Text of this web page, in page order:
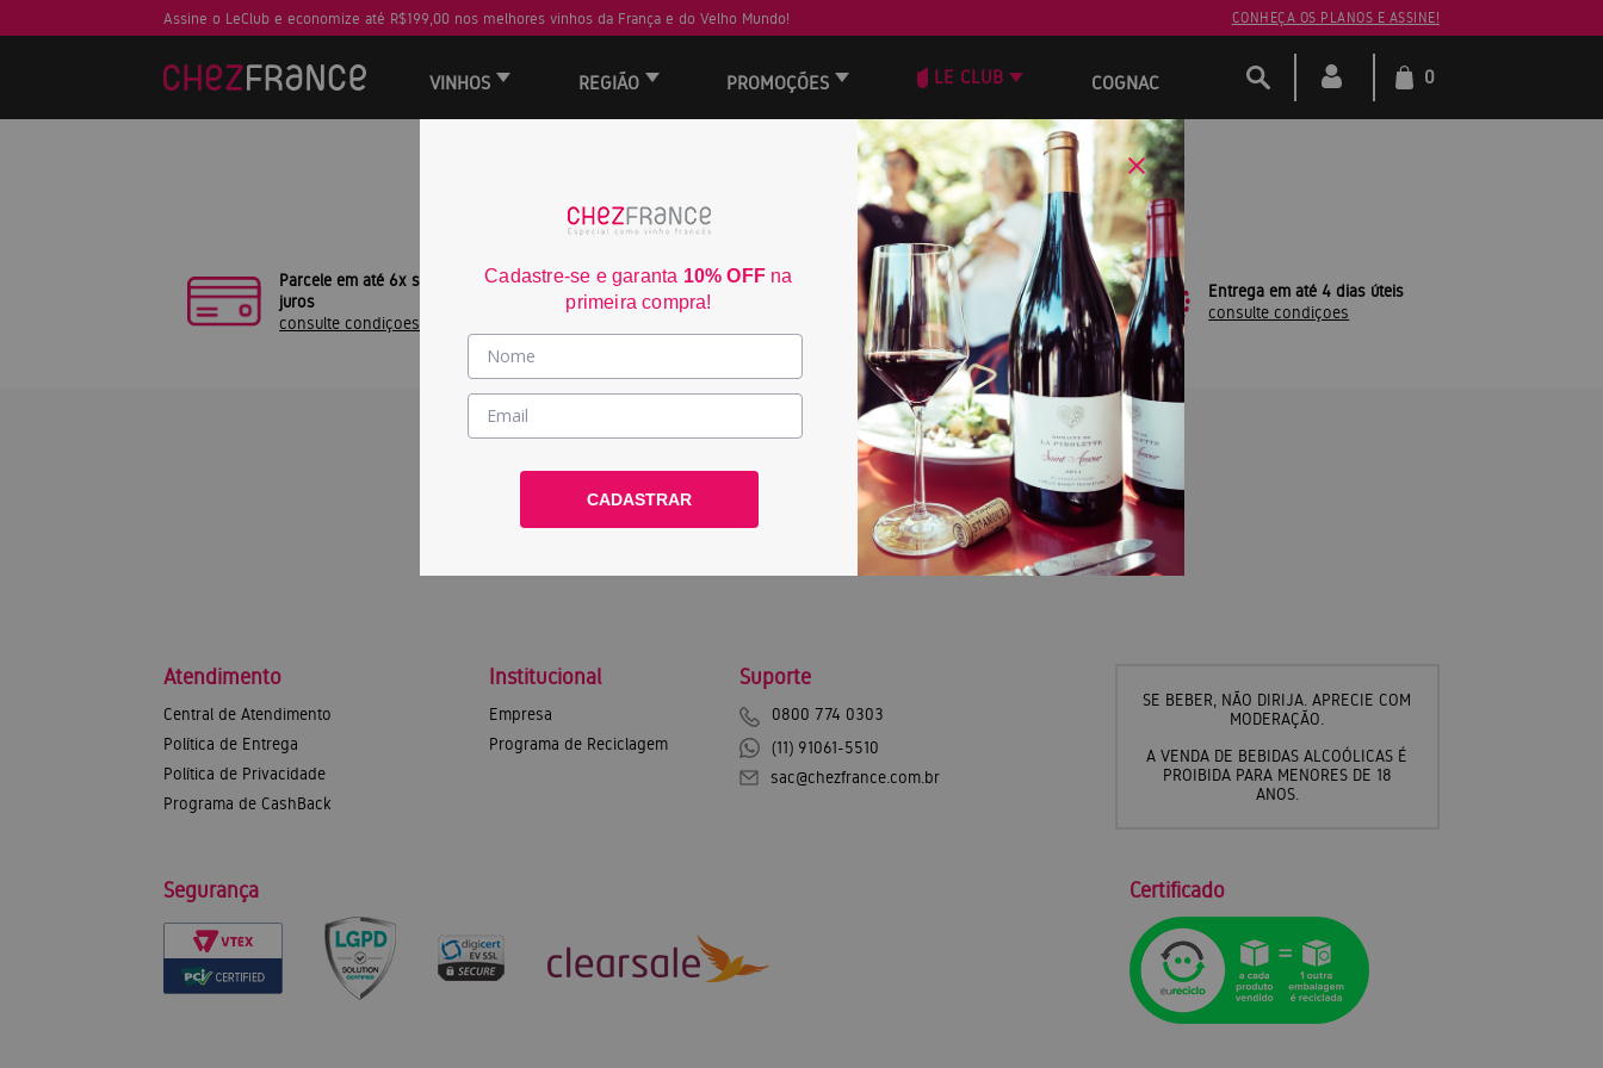
Assine o LeClub e economize até R$199,00 nos melhores vinhos da França e do Velho Mundo! CONHEÇA OS PLANOS E ASSINE!
VINHOS REGIÃO PROMOÇÕES LE CLUB COGNAC 0
Parcele em até 6x sem
juros
consulte condiçoes
Frete Grátis acima de
R$350
3% de desconto no boleto
consulte condiçoes
Entrega em até 4 dias úteis
consulte condiçoes
ACOMPANHE A CHEZ FRANCE
Atendimento
Central de Atendimento
Política de Entrega
Política de Privacidade
Programa de CashBack
Institucional
Empresa
Programa de Reciclagem
Suporte
0800 774 0303
(11) 91061-5510
sac@chezfrance.com.br
SE BEBER, NÃO DIRIJA. APRECIE COM
MODERAÇÃO.
A VENDA DE BEBIDAS ALCOÓLICAS É
PROIBIDA PARA MENORES DE 18
ANOS.
Segurança Certificado
Cadastre-se e garanta 10% OFF na
primeira compra!
CADASTRAR